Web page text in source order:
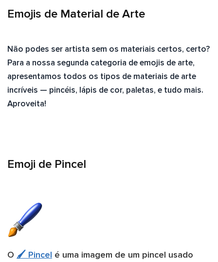
Emojis de Material de Arte
Não podes ser artista sem os materiais certos, certo?
Para a nossa segunda categoria de emojis de arte,
apresentamos todos os tipos de materiais de arte
incríveis — pincéis, lápis de cor, paletas, e tudo mais.
Aproveita!
Emoji de Pincel
O 🖌️ Pincel é uma imagem de um pincel usado